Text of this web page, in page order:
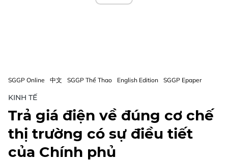
SGGP Online 中文 SGGP Thể Thao English Edition SGGP Epaper
KINH TẾ
Trả giá điện về đúng cơ chế
thị trường có sự điều tiết
của Chính phủ